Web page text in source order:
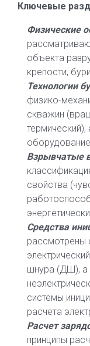
Ключевые
Физические
объекта
крепости,
Технологии
физико-
скважин
Взрывчатые
свойства
Средства
рассмотрены
шнура (ДШ), а
системы
расчета
Расчет
принципы